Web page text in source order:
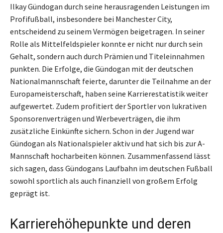
Ilkay Gündogan durch seine herausragenden Leistungen im
Profifußball, insbesondere bei Manchester City,
entscheidend zu seinem Vermögen beigetragen. In seiner
Rolle als Mittelfeldspieler konnte er nicht nur durch sein
Gehalt, sondern auch durch Prämien und Titeleinnahmen
punkten. Die Erfolge, die Gündogan mit der deutschen
Nationalmannschaft feierte, darunter die Teilnahme an der
Europameisterschaft, haben seine Karrierestatistik weiter
aufgewertet. Zudem profitiert der Sportler von lukrativen
Sponsorenverträgen und Werbeverträgen, die ihm
zusätzliche Einkünfte sichern. Schon in der Jugend war
Gündogan als Nationalspieler aktiv und hat sich bis zur A-
Mannschaft hocharbeiten können. Zusammenfassend lässt
sich sagen, dass Gündogans Laufbahn im deutschen Fußball
sowohl sportlich als auch finanziell von großem Erfolg
geprägt ist.
Karrierehöhepunkte und deren